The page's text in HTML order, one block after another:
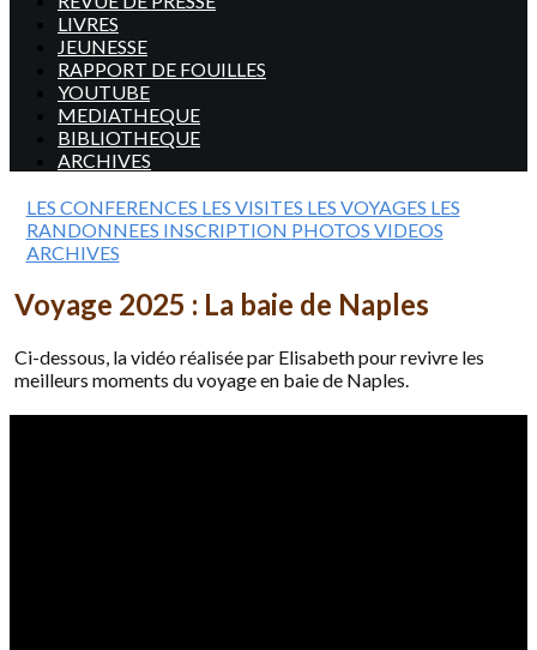
LIVRES
JEUNESSE
RAPPORT DE FOUILLES
YOUTUBE
MEDIATHEQUE
BIBLIOTHEQUE
ARCHIVES
LES CONFERENCES LES VISITES LES VOYAGES LES
RANDONNEES INSCRIPTION PHOTOS VIDEOS
ARCHIVES
Voyage 2025 : La baie de Naples
Ci-dessous, la vidéo réalisée par Elisabeth pour revivre les
meilleurs moments du voyage en baie de Naples.